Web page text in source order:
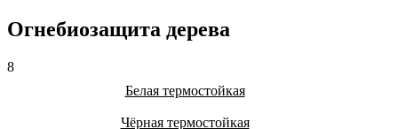
Огнебиозащита дерева
8
Белая термостойкая
Чёрная термостойкая